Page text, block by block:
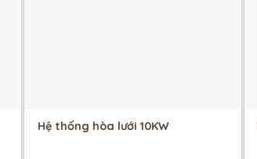
Hệ thống hòa lưới 10KW